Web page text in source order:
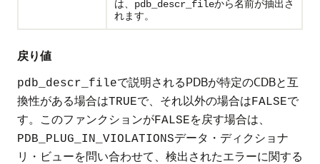
は、
pdb_descr_fileから名前が抽出さ
れます。
戻り値
pdb_descr_fileで説明されるPDBが特定のCDBと互
換性がある場合はTRUEで、それ以外の場合はFALSEで
す。このファンクションがFALSEを戻す場合は、
PDB_PLUG_IN_VIOLATIONSデータ・ディクショナ
リ・ビューを問い合わせて、検出されたエラーに関する